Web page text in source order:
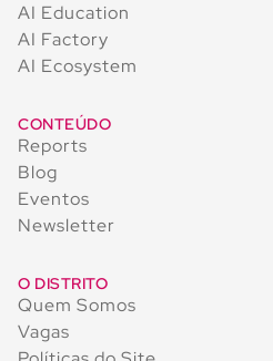
AI Education
AI Factory
AI Ecosystem
CONTEÚDO
Reports
Blog
Eventos
Newsletter
O DISTRITO
Quem Somos
Vagas